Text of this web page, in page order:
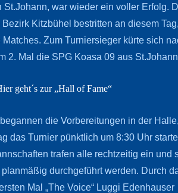
St.Johann, war wieder ein voller Erfolg.
Bezirk Kitzbühel bestritten an diesem
Zum Turniersieger kürte sich
2. Mal die SPG Koasa 09 aus
geht´s zur „Hall of Fame“
die Vorbereitungen in der
das Turnier pünktlich um 8:30 Uhr
trafen alle rechtzeitig ein und
durchgeführt werden. Durch
Mal „The Voice“ Luggi Edenhauser